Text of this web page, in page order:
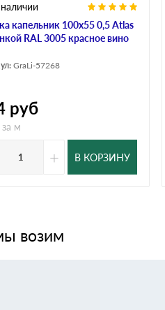
капельник 100х55 0,5 Atlas
RAL 3005 красное вино
GraLi-57268
руб
м
+ В КОРЗИНУ
возим